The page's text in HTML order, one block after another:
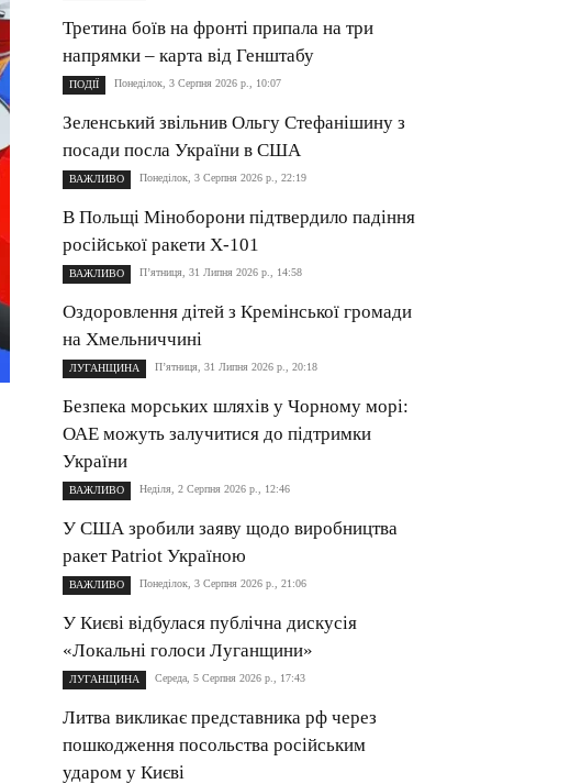
Третина боїв на фронті припала на три
напрямки – карта від Генштабу
ПОДІЇ Понеділок, 3 Серпня 2026 р., 10:07
Зеленський звільнив Ольгу Стефанішину з
посади посла України в США
ВАЖЛИВО Понеділок, 3 Серпня 2026 р., 22:19
В Польщі Міноборони підтвердило падіння
російської ракети Х-101
ВАЖЛИВО П’ятниця, 31 Липня 2026 р., 14:58
Оздоровлення дітей з Кремінської громади
на Хмельниччині
ЛУГАНЩИНА П’ятниця, 31 Липня 2026 р., 20:18
Безпека морських шляхів у Чорному морі:
ОАЕ можуть залучитися до підтримки
України
ВАЖЛИВО Неділя, 2 Серпня 2026 р., 12:46
У США зробили заяву щодо виробництва
ракет Patriot Україною
ВАЖЛИВО Понеділок, 3 Серпня 2026 р., 21:06
У Києві відбулася публічна дискусія
«Локальні голоси Луганщини»
ЛУГАНЩИНА Середа, 5 Серпня 2026 р., 17:43
Литва викликає представника рф через
пошкодження посольства російським
ударом у Києві